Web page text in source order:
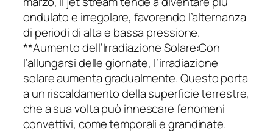
ondulato e irregolare, favorendo l’alternanza
di periodi di alta e bassa pressione.
**Aumento dell’Irradiazione Solare:Con
l’allungarsi delle giornate, l’irradiazione
solare aumenta gradualmente. Questo porta
a un riscaldamento della superficie terrestre,
che a sua volta può innescare fenomeni
convettivi, come temporali e grandinate.